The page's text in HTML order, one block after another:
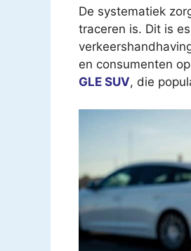
De systematiek
traceren is. Dit is
en consumenten
GLE SUV, die